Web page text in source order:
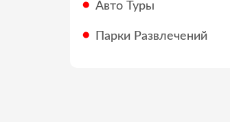
Авто Туры
Парки Развлечений